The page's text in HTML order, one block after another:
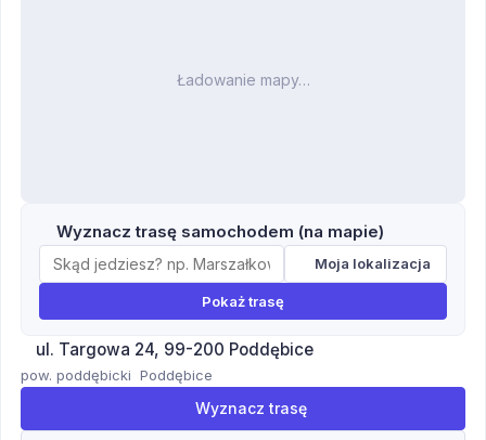
Ładowanie mapy…
Wyznacz trasę samochodem (na mapie)
Moja lokalizacja
Pokaż trasę
ul. Targowa 24, 99-200 Poddębice
pow. poddębicki Poddębice
Wyznacz trasę